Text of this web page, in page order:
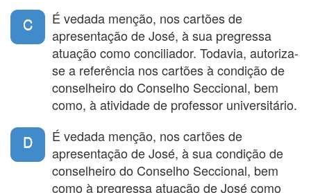
C
É vedada menção, nos cartões de
apresentação de José, à sua pregressa
atuação como conciliador. Todavia, autoriza-
se a referência nos cartões à condição de
conselheiro do Conselho Seccional, bem
como, à atividade de professor universitário.
D
É vedada menção, nos cartões de
apresentação de José, à sua condição de
conselheiro do Conselho Seccional, bem
como à pregressa atuação de José como